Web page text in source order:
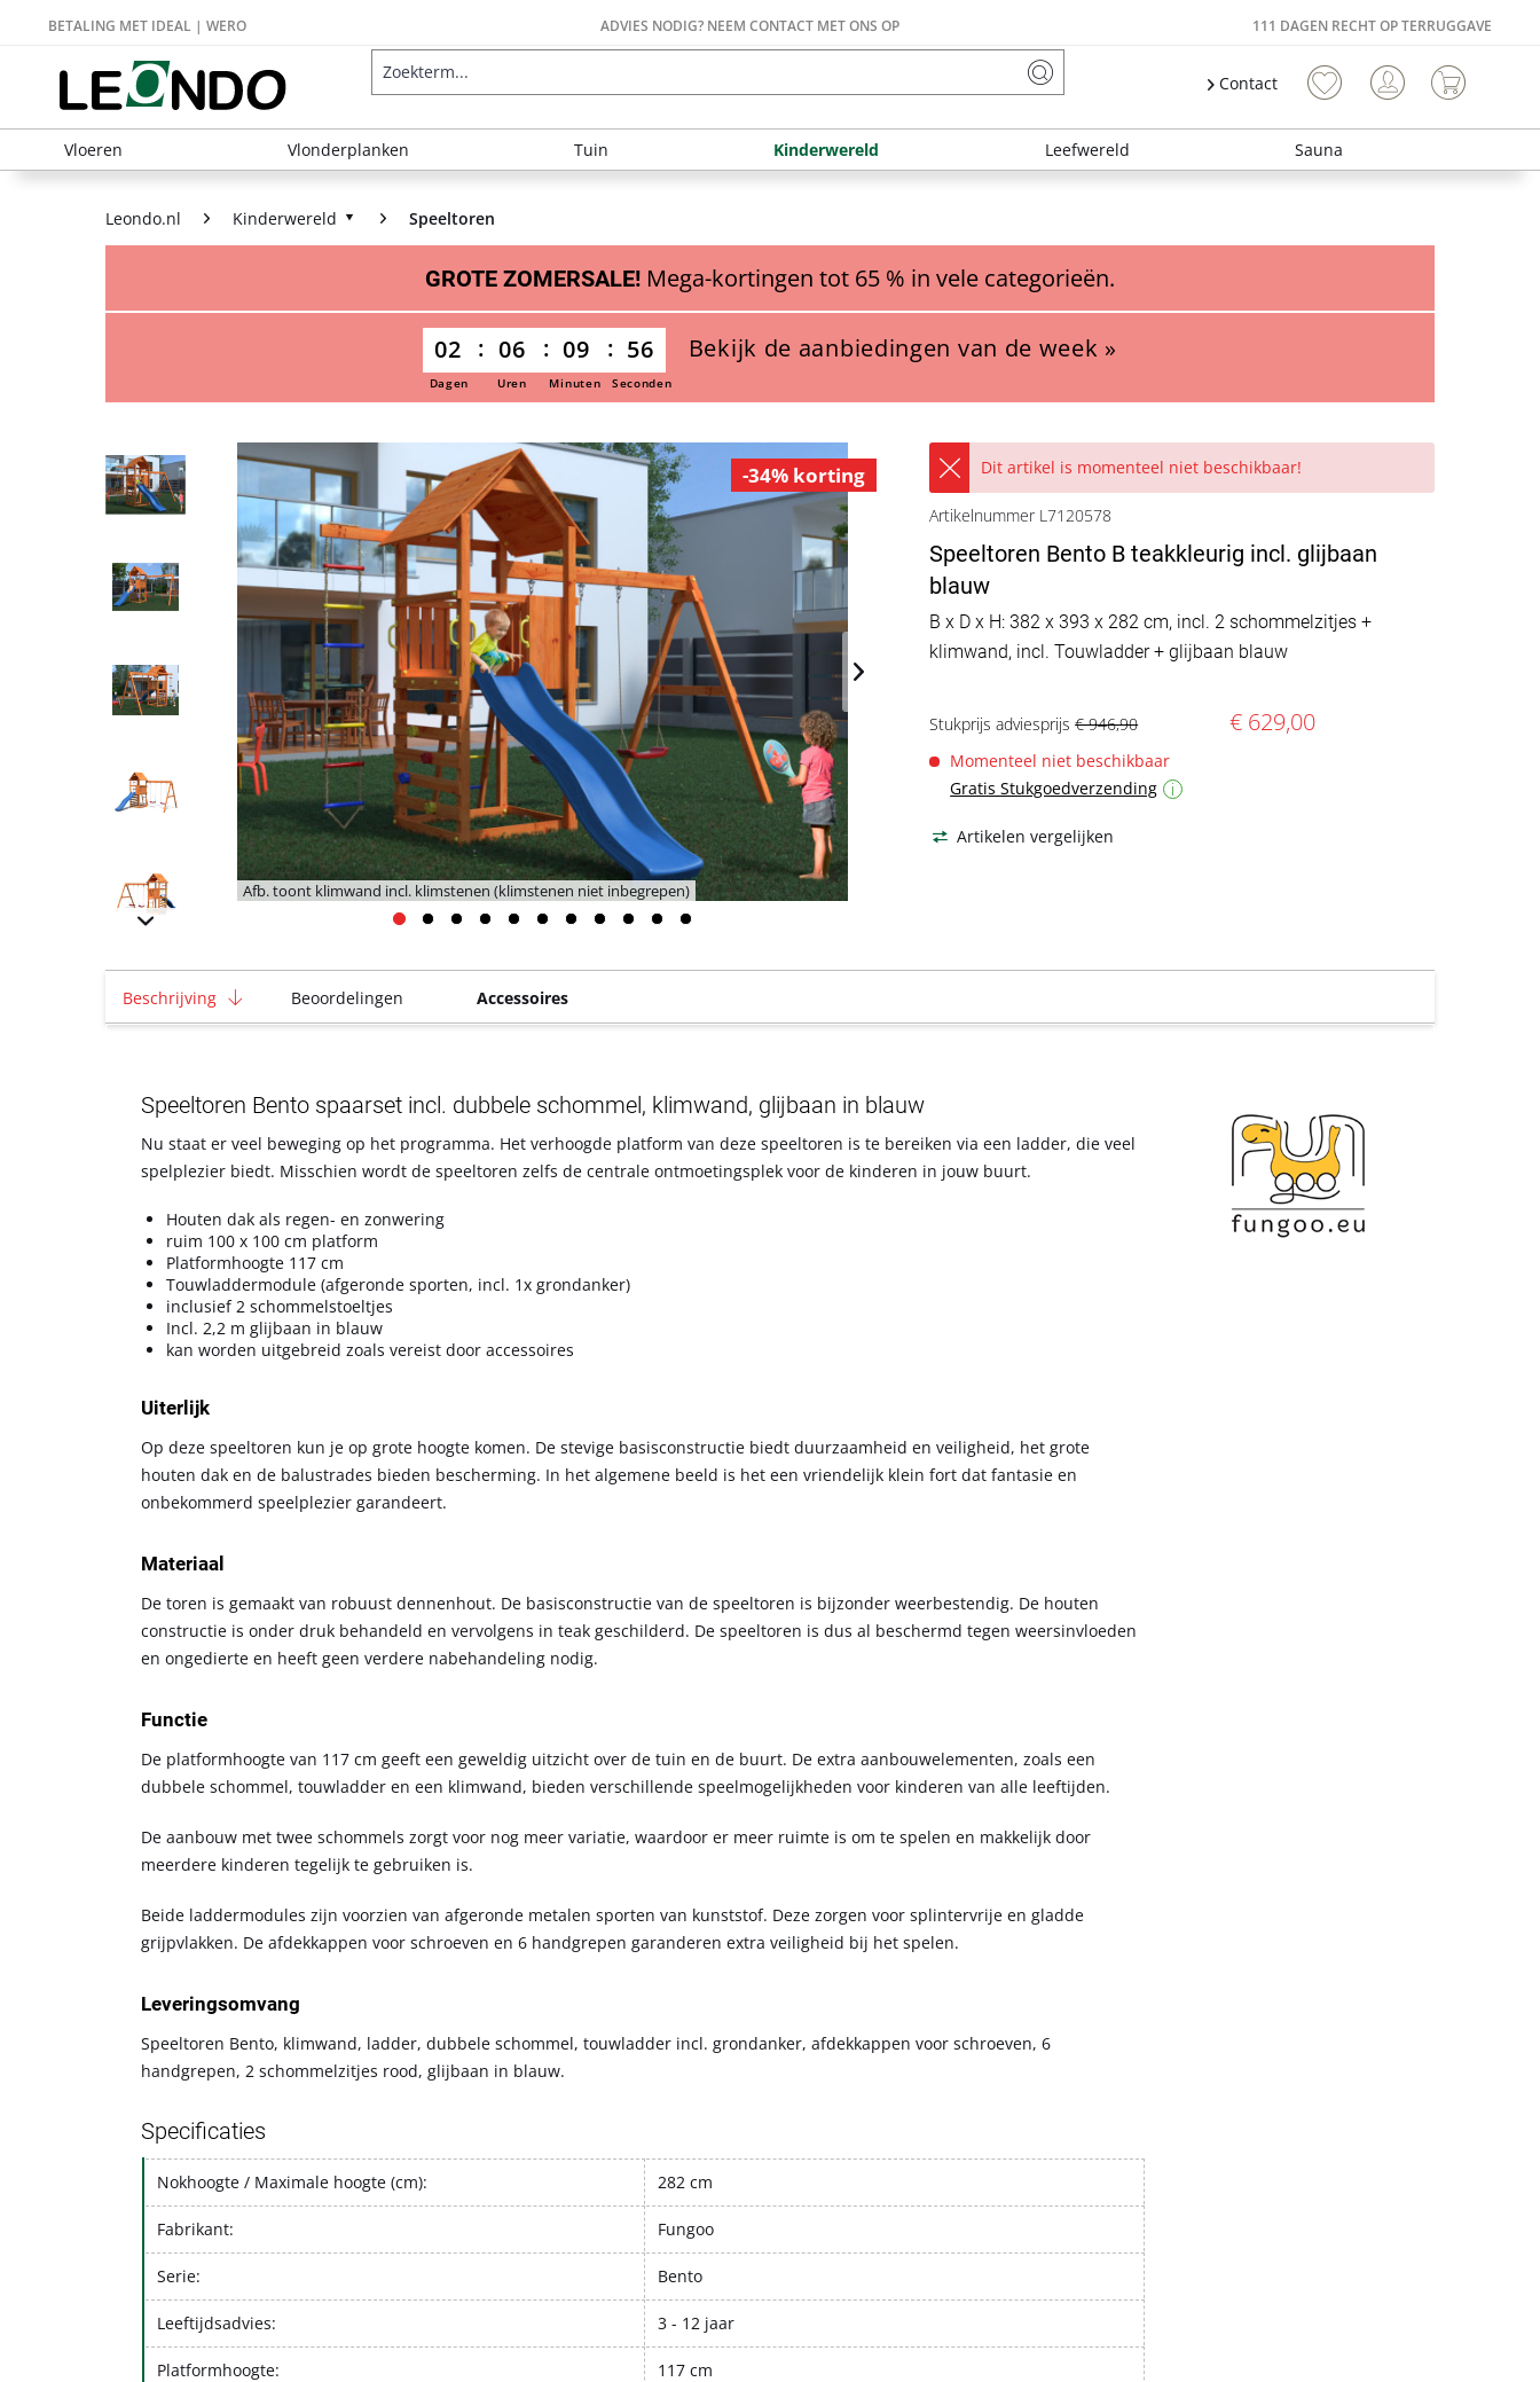
BETALING MET IDEAL | WERO ADVIES NODIG? NEEM CONTACT MET ONS OP 111 DAGEN RECHT OP TERRUGGAVE
Contact
Vloeren Vlonderplanken Tuin Kinderwereld Leefwereld Sauna
Leondo.nl Kinderwereld Speeltoren
GROTE ZOMERSALE! Mega-kortingen tot 65 % in vele categorieën.
02 06 09 55
Dagen Uren Minuten Seconden
Bekijk de aanbiedingen van de week »
-34% korting
Afb. toont klimwand incl. klimstenen (klimstenen niet inbegrepen)
Dit artikel is momenteel niet beschikbaar!
Artikelnummer L7120578
Speeltoren Bento B teakkleurig incl. glijbaan
blauw
B x D x H: 382 x 393 x 282 cm, incl. 2 schommelzitjes +
klimwand, incl. Touwladder + glijbaan blauw
Stukprijs adviesprijs€ 946,90 € 629,00
Momenteel niet beschikbaar
Gratis Stukgoedverzending
i
Artikelen vergelijken
Beschrijving Beoordelingen Accessoires
Speeltoren Bento spaarset incl. dubbele schommel, klimwand, glijbaan in blauw
Nu staat er veel beweging op het programma. Het verhoogde platform van deze speeltoren is te bereiken via een ladder, die veel
spelplezier biedt. Misschien wordt de speeltoren zelfs de centrale ontmoetingsplek voor de kinderen in jouw buurt.
Houten dak als regen- en zonwering
ruim 100 x 100 cm platform
Platformhoogte 117 cm
Touwladdermodule (afgeronde sporten, incl. 1x grondanker)
inclusief 2 schommelstoeltjes
Incl. 2,2 m glijbaan in blauw
kan worden uitgebreid zoals vereist door accessoires
Uiterlijk
Op deze speeltoren kun je op grote hoogte komen. De stevige basisconstructie biedt duurzaamheid en veiligheid, het grote
houten dak en de balustrades bieden bescherming. In het algemene beeld is het een vriendelijk klein fort dat fantasie en
onbekommerd speelplezier garandeert.
Materiaal
De toren is gemaakt van robuust dennenhout. De basisconstructie van de speeltoren is bijzonder weerbestendig. De houten
constructie is onder druk behandeld en vervolgens in teak geschilderd. De speeltoren is dus al beschermd tegen weersinvloeden
en ongedierte en heeft geen verdere nabehandeling nodig.
Functie
De platformhoogte van 117 cm geeft een geweldig uitzicht over de tuin en de buurt. De extra aanbouwelementen, zoals een
dubbele schommel, touwladder en een klimwand, bieden verschillende speelmogelijkheden voor kinderen van alle leeftijden.
De aanbouw met twee schommels zorgt voor nog meer variatie, waardoor er meer ruimte is om te spelen en makkelijk door
meerdere kinderen tegelijk te gebruiken is.
Beide laddermodules zijn voorzien van afgeronde metalen sporten van kunststof. Deze zorgen voor splintervrije en gladde
grijpvlakken. De afdekkappen voor schroeven en 6 handgrepen garanderen extra veiligheid bij het spelen.
Leveringsomvang
Speeltoren Bento, klimwand, ladder, dubbele schommel, touwladder incl. grondanker, afdekkappen voor schroeven, 6
handgrepen, 2 schommelzitjes rood, glijbaan in blauw.
Specificaties
Nokhoogte / Maximale hoogte (cm): 282 cm
Fabrikant: Fungoo
Serie: Bento
Leeftijdsadvies: 3 - 12 jaar
Platformhoogte: 117 cm